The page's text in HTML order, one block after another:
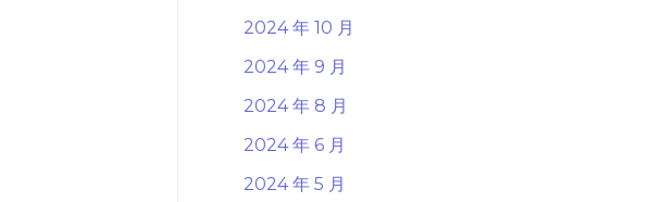
2024 年 10 月
2024 年 9 月
2024 年 8 月
2024 年 6 月
2024 年 5 月